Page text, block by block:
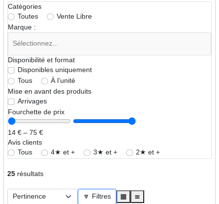
Catégories
Toutes
Vente Libre
Marque :
Disponibilité et format
Disponibles uniquement
Tous
À l’unité
Mise en avant des produits
Arrivages
Fourchette de prix
14 € – 75 €
Avis clients
Tous
4★ et + 3★ et + 2★ et +
25résultats
🔽 Filtres ▦ ≣